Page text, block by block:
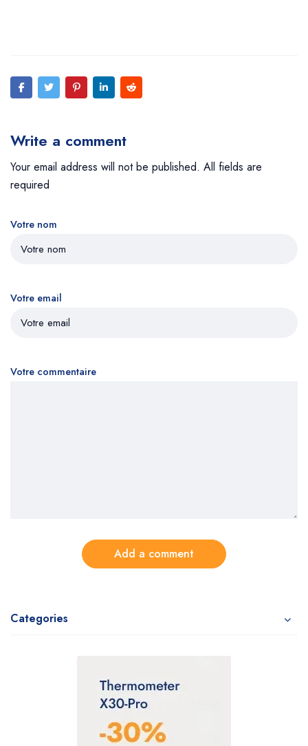
Write a comment
Your email address will not be published. All fields are
required
Votre nom
Votre email
Votre commentaire
Add a comment
Categories